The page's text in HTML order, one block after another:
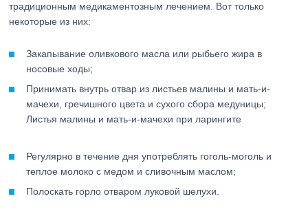
традиционным медикаментозным лечением. Вот только
некоторые из них:
Закапывание оливкового масла или рыбьего жира в
носовые ходы;
Принимать внутрь отвар из листьев малины и мать-и-
мачехи, гречишного цвета и сухого сбора медуницы;
Листья малины и мать-и-мачехи при ларингите
Регулярно в течение дня употреблять гоголь-моголь и
теплое молоко с медом и сливочным маслом;
Полоскать горло отваром луковой шелухи.